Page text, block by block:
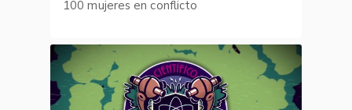
100 mujeres en conflicto